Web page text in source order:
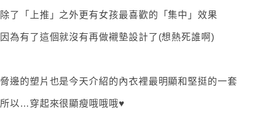
除了「上推」之外更有女孩最喜歡的「集中」效果
因為有了這個就沒有再做襯墊設計了(想熱死誰啊)
脅邊的塑片也是今天介紹的內衣裡最明顯和堅挺的一套
所以…穿起來很顯瘦哦哦哦♥